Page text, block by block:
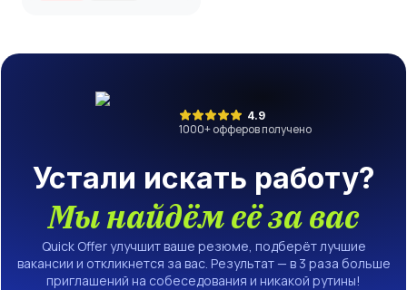
4.9
1000+ офферов получено
Устали искать работу?
Мы найдём её за вас
Quick Offer улучшит ваше резюме, подберёт лучшие
вакансии и откликнется за вас. Результат — в 3 раза больше
приглашений на собеседования и никакой рутины!